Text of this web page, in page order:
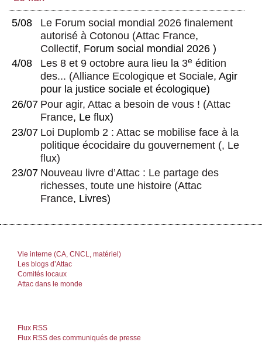
5/08
Le Forum social mondial 2026 finalement
autorisé à Cotonou (Attac France,
Collectif, Forum social mondial 2026 )
4/08
Les 8 et 9 octobre aura lieu la 3e édition
des... (Alliance Ecologique et Sociale, Agir
pour la justice sociale et écologique)
26/07 Pour agir, Attac a besoin de vous ! (Attac
France, Le flux)
23/07 Loi Duplomb 2 : Attac se mobilise face à la
politique écocidaire du gouvernement (, Le
flux)
23/07 Nouveau livre d’Attac : Le partage des
richesses, toute une histoire (Attac
France, Livres)
Vie interne (CA, CNCL, matériel)
Les blogs d’Attac
Comités locaux
Attac dans le monde
Flux RSS
Flux RSS des communiqués de presse